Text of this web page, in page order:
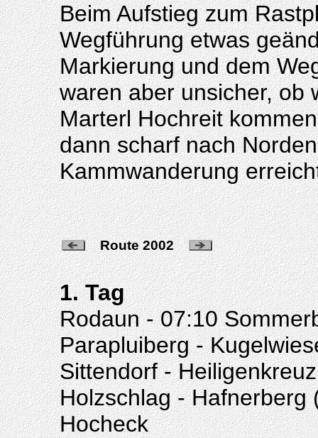
Beim Aufstieg zum
Wegführung etwas
Markierung und dem
waren aber unsicher, ob
Marterl Hochreit
dann scharf nach
Kammwanderung
Route 2002
1. Tag
Rodaun - 07:10
Parapluiberg -
Sittendorf -
Holzschlag - Hafnerberg
Hocheck